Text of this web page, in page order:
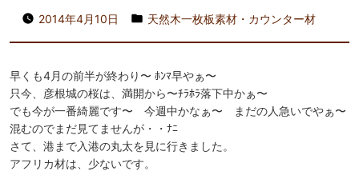
2014年4月10日 天然木一枚板素材・カウンター材
早くも4月の前半が終わり〜 ﾎﾝﾏ早やぁ〜
只今、彦根城の桜は、満開から〜ﾁﾗﾎﾗ落下中かぁ〜
でも今が一番綺麗です〜 今週中かなぁ〜 まだの人急いでやぁ〜
混むのでまだ見てませんが・・ﾅﾆ
さて、港まで入港の丸太を見に行きました。
アフリカ材は、少ないです。